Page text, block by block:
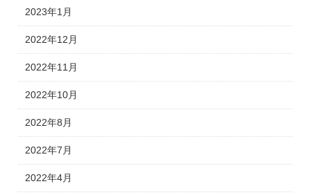
2023年1月
2022年12月
2022年11月
2022年10月
2022年8月
2022年7月
2022年4月